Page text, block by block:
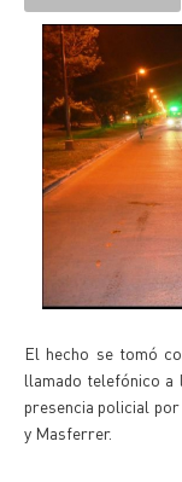
El hecho se tomó
llamado telefónico a
presencia policial
y Masferrer.